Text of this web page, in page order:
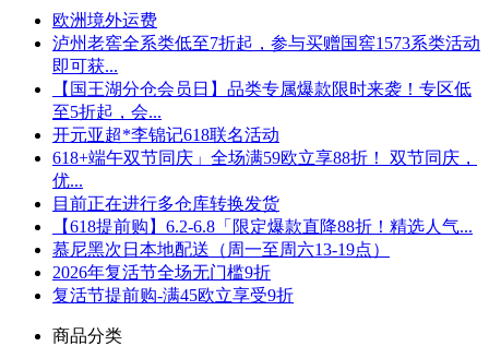
欧洲境外运费
泸州老窖全系类低至7折起，参与买赠国窖1573系类活动
即可获...
【国王湖分仓会员日】品类专属爆款限时来袭！专区低
至5折起，会...
开元亚超*李锦记618联名活动
618+端午双节同庆」全场满59欧立享88折！ 双节同庆，
优...
目前正在进行多仓库转换发货
【618提前购】6.2-6.8「限定爆款直降88折！精选人气...
慕尼黑次日本地配送（周一至周六13-19点）
2026年复活节全场无门槛9折
复活节提前购-满45欧立享受9折
商品分类